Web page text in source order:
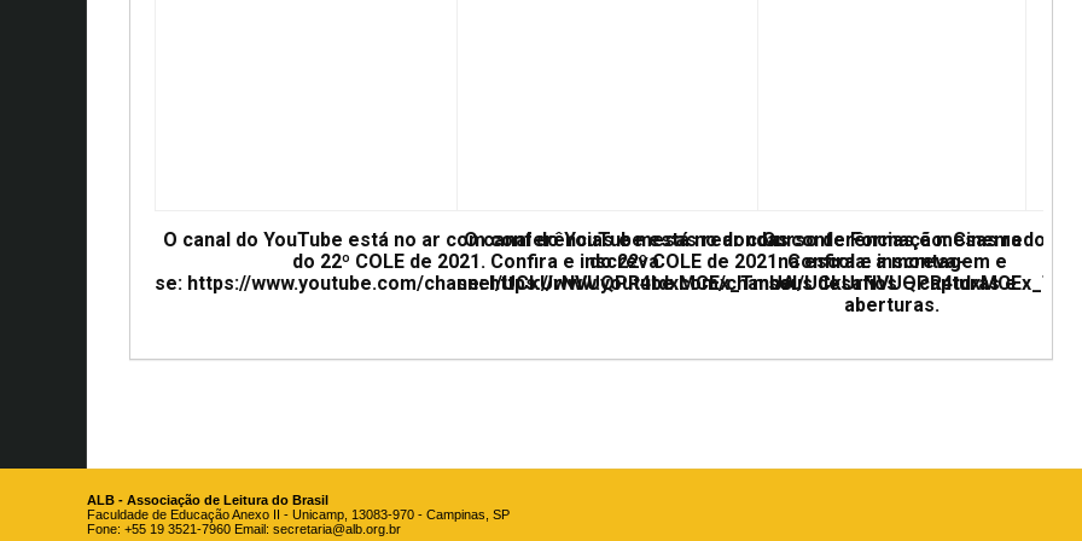
O canal do YouTube está no ar com conferências e mesas redondas
do 22º COLE de 2021. Confira e inscreva
se: https://www.youtube.com/channel/UCkUrNVUQPR4tdxMCEx_TmUA
O canal do YouTube está no ar com conferências e mesas
do 22º COLE de 2021. Confira e inscreva-
se: https://www.youtube.com/channel/
Curso de Formação: Cinema
na escola: a montagem e
seus desafios – capturas e
aberturas.
ALB - Associação de Leitura do Brasil
Faculdade de Educação Anexo II - Unicamp, 13083-970 - Campinas, SP
Fone: +55 19 3521-7960 Email: secretaria@alb.org.br